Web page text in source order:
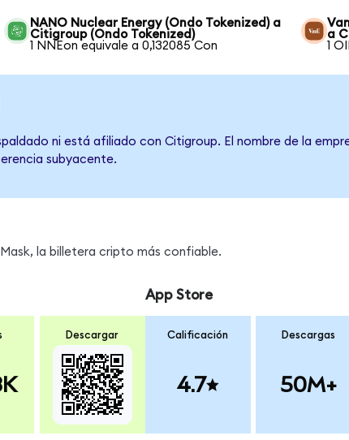
NANO Nuclear Energy (Ondo Tokenized) a
Citigroup (Ondo Tokenized)
1 NNEon equivale a 0,132085 Con
a
1
ni está afiliado con Citigroup. El nombre de la
subyacente.
la billetera cripto más confiable.
Descargar
App Store
Calificación
4.7
Descargas
50M+